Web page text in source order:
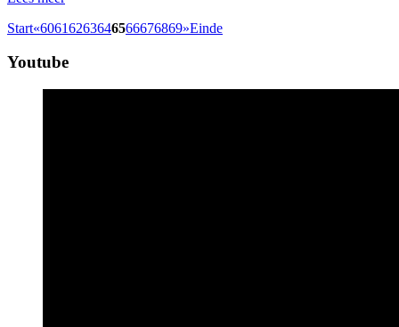
Start«60616263646566676869»Einde
Youtube